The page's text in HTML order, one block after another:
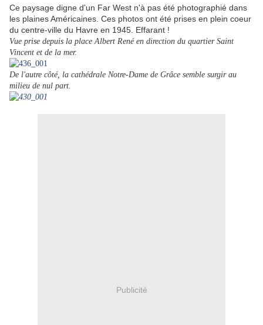
Ce paysage digne d'un Far West n'à pas été photographié dans
les plaines Américaines. Ces photos ont été prises en plein coeur
du centre-ville du Havre en 1945. Effarant !
Vue prise depuis la place Albert René en direction du quartier Saint
Vincent et de la mer.
De l'autre côté, la cathédrale Notre-Dame de Grâce semble surgir au
milieu de nul part.
Publicité